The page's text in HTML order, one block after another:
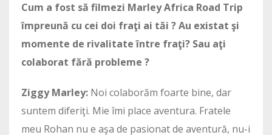
Cum a fost să filmezi Marley Africa Road Trip
împreună cu cei doi fraţi ai tăi ? Au existat şi
momente de rivalitate între fraţi? Sau aţi
colaborat fără probleme ?
Ziggy Marley: Noi colaborăm foarte bine, dar
suntem diferiţi. Mie îmi place aventura. Fratele
meu Rohan nu e aşa de pasionat de aventură, nu-i